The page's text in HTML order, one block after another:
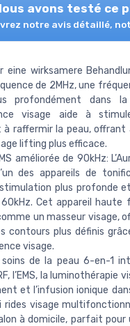
avons testé ce
notre avis détaillé,
eine wirksamere
de 2MHz, une
profondément dans
visage aide à
à raffermir la peau, offrant
lifting plus efficace.
améliorée de 90kHz:
des appareils de
plus profonde
Cet appareil haute
un masseur visage,
contours plus définis
visage.
de la peau 6-en-1
l’EMS, la luminothérapie
et l’infusion ionique
rides visage
à domicile, parfait